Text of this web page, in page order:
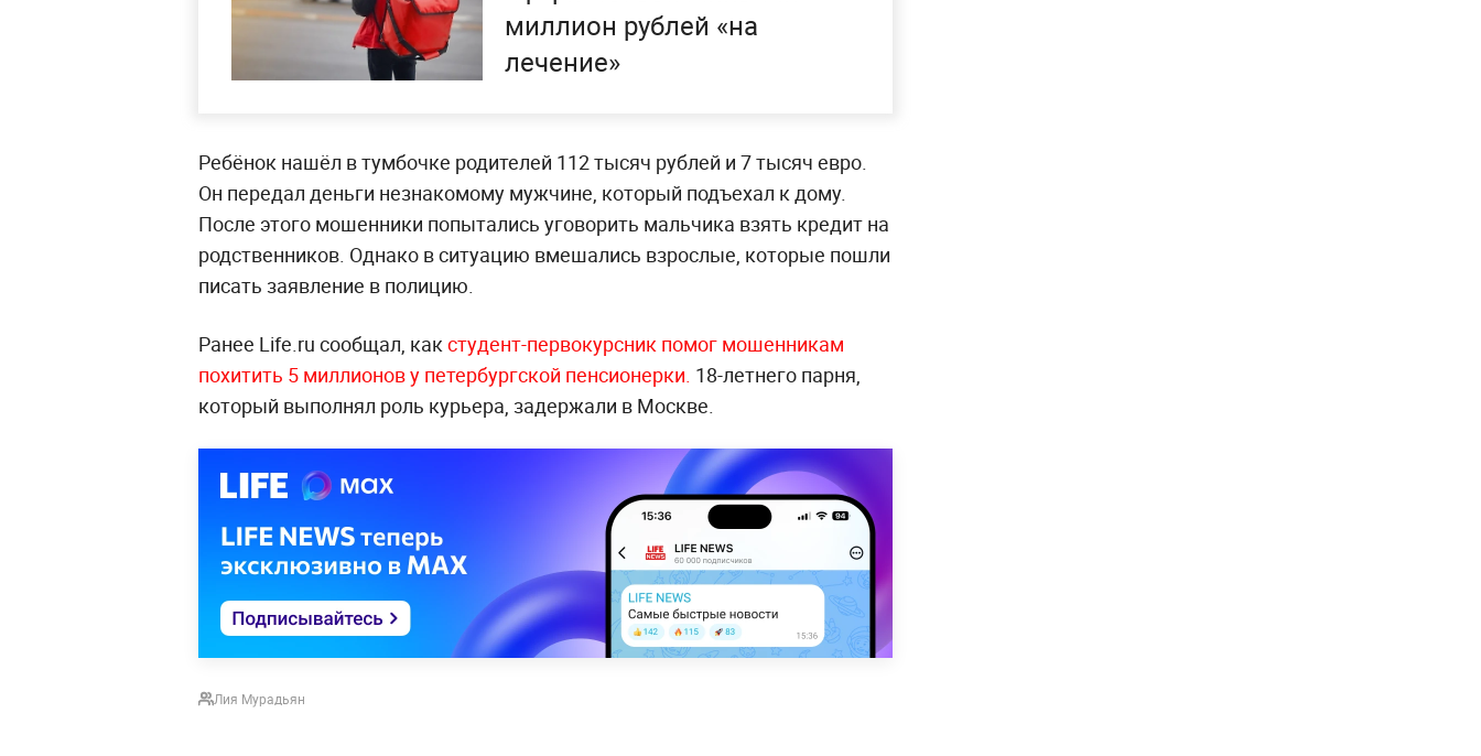
миллион рублей «на
лечение»
Ребёнок нашёл в тумбочке родителей 112 тысяч рублей и 7 тысяч евро.
Он передал деньги незнакомому мужчине, который подъехал к дому.
После этого мошенники попытались уговорить мальчика взять кредит на
родственников. Однако в ситуацию вмешались взрослые, которые пошли
писать заявление в полицию.
Ранее Life.ru сообщал, какстудент-первокурсник помог мошенникам
похитить 5 миллионов у петербургской пенсионерки. 18-летнего парня,
который выполнял роль курьера, задержали в Москве.
Лия Мурадьян